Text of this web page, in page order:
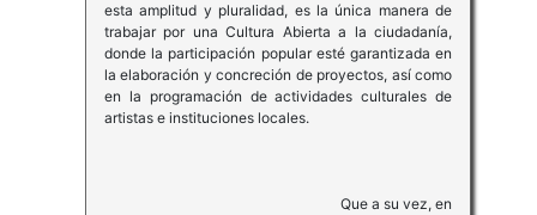
esta amplitud y pluralidad, es la única manera de
trabajar por una Cultura Abierta a la ciudadanía,
donde la participación popular esté garantizada en
la elaboración y concreción de proyectos, así como
en la programación de actividades culturales de
artistas e instituciones locales.
Que a su vez, en